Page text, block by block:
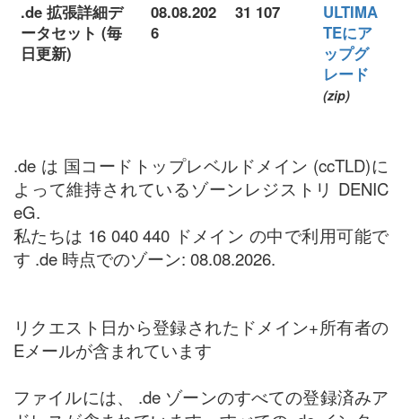
.de 拡張詳細デ
ータセット (毎
日更新)
08.08.202
6
31 107
ULTIMA
TEにア
ップグ
レード
(zip)
.de は 国コードトップレベルドメイン (ccTLD)に
よって維持されているゾーンレジストリ DENIC
eG.
私たちは 16 040 440 ドメイン の中で利用可能で
す .de 時点でのゾーン: 08.08.2026.
リクエスト日から登録されたドメイン+所有者の
Eメールが含まれています
ファイルには、 .de ゾーンのすべての登録済みア